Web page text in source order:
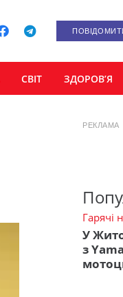
СВІТ ЗДОРОВ’Я
РЕКЛАМА
Гарячі
У
з